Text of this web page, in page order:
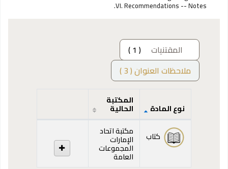
VI. Recommendations -- Notes.
المقتنيات
( 1 )
ملاحظات العنوان ( 3 )
المقتنيات
نوع المادة
المكتبة
الحالية
كتاب مكتبة اتحاد
الإمارات
المجموعات
العامة